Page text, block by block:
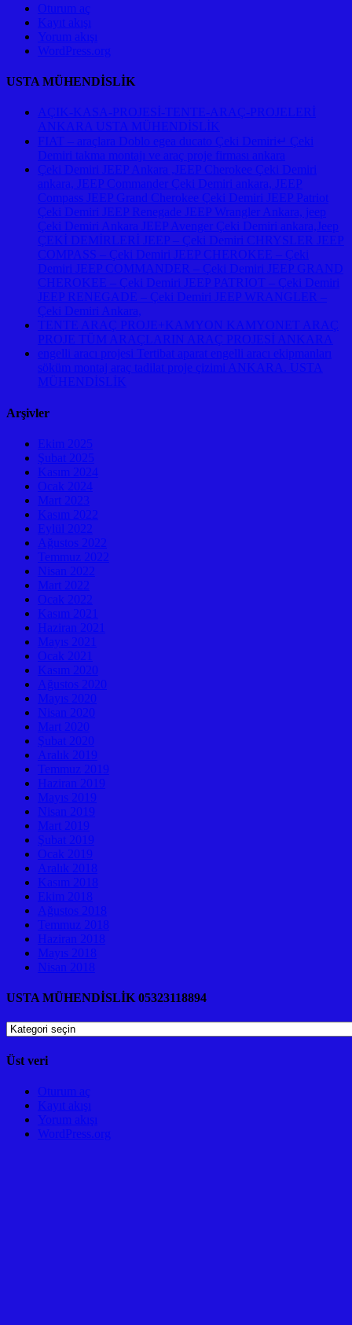
Oturum aç
Kayıt akışı
Yorum akışı
WordPress.org
USTA MÜHENDİSLİK
AÇIK-KASA-PROJESİ-TENTE-ARAÇ-PROJELERİ
ANKARA USTA MÜHENDİSLİK
FIAT – araçlara Doblo egea ducato Çeki Demiri↵ Çeki
Demiri takma montajı ve araç proje firması ankara
Çeki Demiri JEEP Ankara ,JEEP Cherokee Çeki Demiri
ankara, JEEP Commander Çeki Demiri ankara, JEEP
Compass JEEP Grand Cherokee Çeki Demiri JEEP Patriot
Çeki Demiri JEEP Renegade JEEP Wrangler Ankara, jeep
Çeki Demiri Ankara JEEP Avenger Çeki Demiri ankara,Jeep
ÇEKİ DEMİRLERİ JEEP – Çeki Demiri CHRYSLER JEEP
COMPASS – Çeki Demiri JEEP CHEROKEE – Çeki
Demiri JEEP COMMANDER – Çeki Demiri JEEP GRAND
CHEROKEE – Çeki Demiri JEEP PATRIOT – Çeki Demiri
JEEP RENEGADE – Çeki Demiri JEEP WRANGLER –
Çeki Demiri Ankara,
TENTE ARAÇ PROJE+KAMYON KAMYONET ARAÇ
PROJE TÜM ARAÇLARIN ARAÇ PROJESİ ANKARA
engelli aracı projesi Tertibat aparat engelli aracı ekipmanları
söküm montaj araç tadilat proje çizimi ANKARA. USTA
MÜHENDİSLİK
Arşivler
Ekim 2025
Şubat 2025
Kasım 2024
Ocak 2024
Mart 2023
Kasım 2022
Eylül 2022
Ağustos 2022
Temmuz 2022
Nisan 2022
Mart 2022
Ocak 2022
Kasım 2021
Haziran 2021
Mayıs 2021
Ocak 2021
Kasım 2020
Ağustos 2020
Mayıs 2020
Nisan 2020
Mart 2020
Şubat 2020
Aralık 2019
Temmuz 2019
Haziran 2019
Mayıs 2019
Nisan 2019
Mart 2019
Şubat 2019
Ocak 2019
Aralık 2018
Kasım 2018
Ekim 2018
Ağustos 2018
Temmuz 2018
Haziran 2018
Mayıs 2018
Nisan 2018
USTA MÜHENDİSLİK 05323118894
USTA
05323118894
Üst veri
Oturum aç
Kayıt akışı
Yorum akışı
WordPress.org